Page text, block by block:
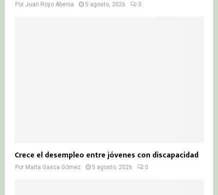
Por Juan Royo Abenia 5 agosto, 2026 0
Crece el desempleo entre jóvenes con discapacidad
Por Marta Gasca Gómez 5 agosto, 2026 0